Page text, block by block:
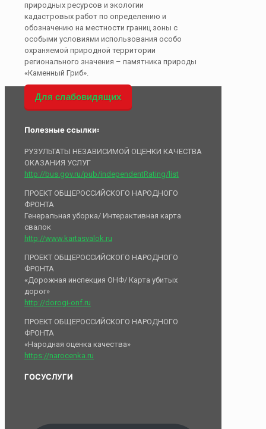
природных ресурсов и экологии
кадастровых работ по определению и
обозначению на местности границ зоны с
особыми условиями использования особо
охраняемой природной территории
регионального значения – памятника природы
«Каменный Гриб».
Для слабовидящих
Полезные ссылки:
РУЗУЛЬТАТЫ НЕЗАВИСИМОЙ ОЦЕНКИ КАЧЕСТВА
ОКАЗАНИЯ УСЛУГ
http://bus.gov.ru/pub/independentRating/list
ПРОЕКТ ОБЩЕРОССИЙСКОГО НАРОДНОГО
ФРОНТА
Генеральная уборка/ Интерактивная карта
свалок
http://www.kartasvalok.ru
ПРОЕКТ ОБЩЕРОССИЙСКОГО НАРОДНОГО
ФРОНТА
«Дорожная инспекция ОНФ/ Карта убитых
дорог»
http://dorogi-onf.ru
ПРОЕКТ ОБЩЕРОССИЙСКОГО НАРОДНОГО
ФРОНТА
«Народная оценка качества»
https://narocenka.ru
ГОСУСЛУГИ